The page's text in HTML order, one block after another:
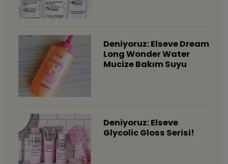
Deniyoruz: Elseve Dream
Long Wonder Water
Mucize Bakım Suyu
Deniyoruz: Elseve
Glycolic Gloss Serisi!